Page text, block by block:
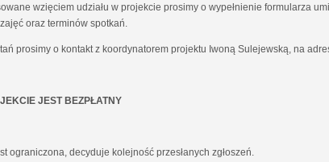
wzięciem udziału w projekcie prosimy o wypełnienie formularza
oraz terminów spotkań.
prosimy o kontakt z koordynatorem projektu Iwoną Sulejewską, na
JEST BEZPŁATNY
ograniczona, decyduje kolejność przesłanych zgłoszeń.